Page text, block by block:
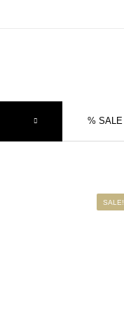
% SALE
SALE!